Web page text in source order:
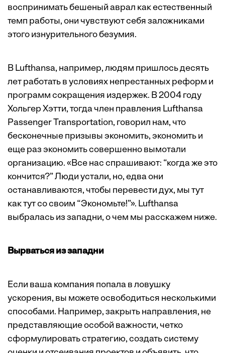
воспринимать бешеный аврал как естественный
темп работы, они чувствуют себя заложниками
этого изнурительного безумия.
В Lufthansa, например, людям пришлось десять
лет работать в условиях непрестанных реформ и
программ сокращения издержек. В 2004 году
Хольгер Хэтти, тогда член правления Lufthansa
Passenger Transportation, говорил нам, что
бесконечные призывы экономить, экономить и
еще раз экономить совершенно вымотали
организацию. «Все нас спрашивают: “когда же это
кончится?” Люди устали, но, едва они
останавливаются, чтобы перевести дух, мы тут
как тут со своим “Экономьте!”». Lufthansa
выбралась из западни, о чем мы расскажем ниже.
Вырваться из западни
Если ваша компания попала в ловушку
ускорения, вы можете освободиться несколькими
способами. Например, закрыть направления, не
представляющие особой важности, четко
сформулировать стратегию, создать систему